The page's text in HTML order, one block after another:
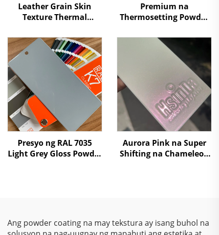
Leather Grain Skin
Texture Thermal
Scratch-Resistant para
sa Industriya ng
Muwebles at
Automotive
Premium na
Thermosetting Powder
Arkitektural na Gusali,
Mataas na Paglaban sa
Panahon, Panlabas na
Tinitiyak ang
Katatagan, Walang
VOC, Sertipikado ng SGS
Presyo ng RAL 7035
Light Grey Gloss Powder
Aurora Pink na Super
Shifting na Chameleon
Ang powder coating na may tekstura ay isang buhol na